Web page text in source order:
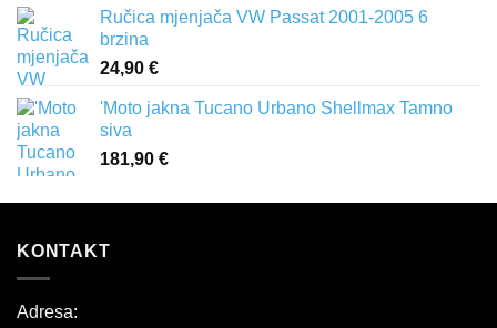
Ručica mjenjača VW Passat 2001-2005 6
brzina
24,90 €
'Moto jakna Tucano Urbano Shellmax Tamno
siva
181,90 €
KONTAKT
Adresa: